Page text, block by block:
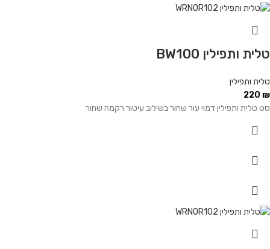
טלית ותפילין BW100
טלית ותפילין
220 ₪
סט טלית ותפילין דמוי עור שחור בשילוב עיטור רקמה שחור